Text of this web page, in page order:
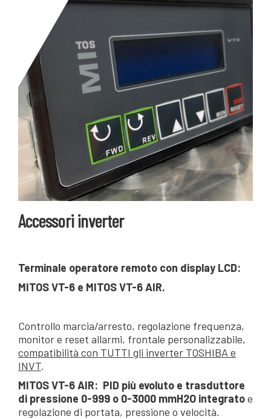
Accessori inverter
Terminale operatore remoto con display LCD:
MITOS VT-6 e MITOS VT-6 AIR.
Controllo marcia/arresto, regolazione frequenza,
monitor e reset allarmi, frontale personalizzabile,
compatibilità con TUTTI gli inverter TOSHIBA e
INVT.
MITOS VT-6 AIR: PID più evoluto e trasduttore
di pressione 0-999 o 0-3000 mmH2O integratoe
regolazione di portata, pressione o velocità.